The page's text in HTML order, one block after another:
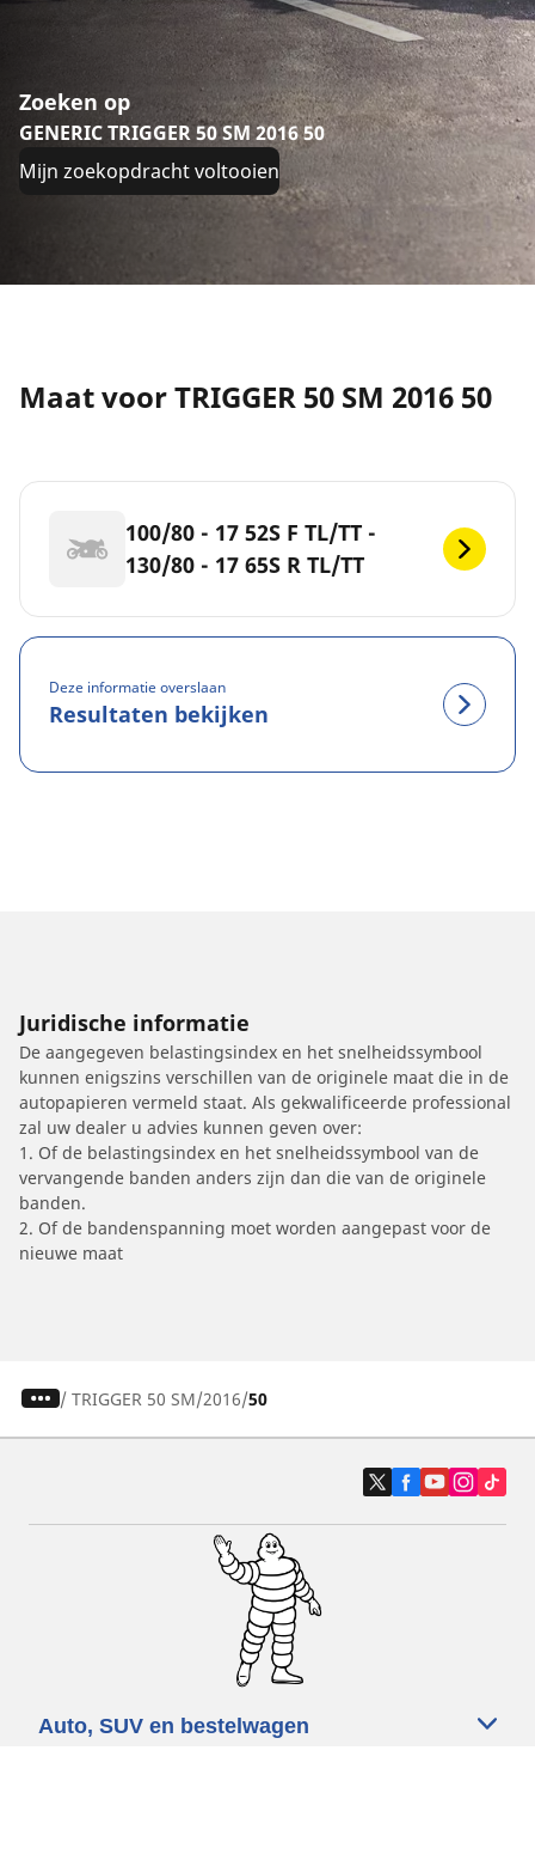
Zoeken op
GENERIC TRIGGER 50 SM 2016 50
Mijn zoekopdracht voltooien
Maat voor TRIGGER 50 SM 2016 50
100/80 - 17 52S F TL/TT -
130/80 - 17 65S R TL/TT
Deze informatie overslaan
Resultaten bekijken
Juridische informatie
De aangegeven belastingsindex en het snelheidssymbool
kunnen enigszins verschillen van de originele maat die in de
autopapieren vermeld staat. Als gekwalificeerde professional
zal uw dealer u advies kunnen geven over:
1. Of de belastingsindex en het snelheidssymbool van de
vervangende banden anders zijn dan die van de originele
banden.
2. Of de bandenspanning moet worden aangepast voor de
nieuwe maat
/ TRIGGER 50 SM 2016 50
Auto, SUV en bestelwagen